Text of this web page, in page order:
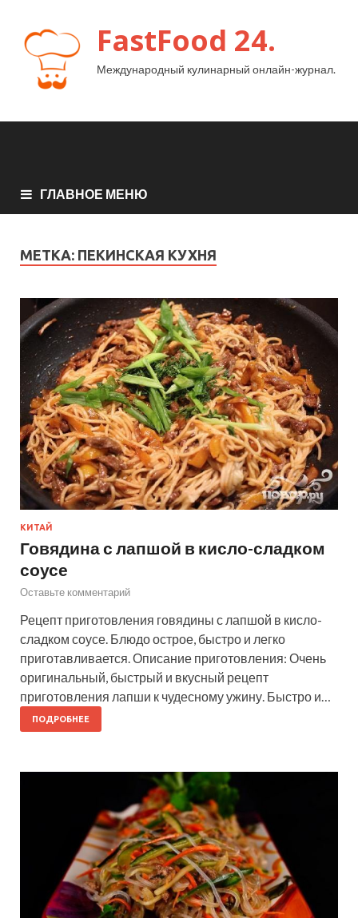
FastFood 24.
Международный кулинарный онлайн-журнал.
ГЛАВНОЕ МЕНЮ
МЕТКА: ПЕКИНСКАЯ КУХНЯ
КИТАЙ
Говядина с лапшой в кисло-сладком
соусе
Оставьте комментарий
Рецепт приготовления говядины с лапшой в кисло-
сладком соусе. Блюдо острое, быстро и легко
приготавливается. Описание приготовления: Очень
оригинальный, быстрый и вкусный рецепт
приготовления лапши к чудесному ужину. Быстро и…
ПОДРОБНЕЕ